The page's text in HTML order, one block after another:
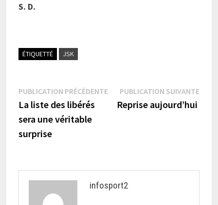
S. D.
ÉTIQUETTÉ JSK
Navigation
de
l’article
PUBLICATION PRÉCÉDENTEPublication
précédente :
La liste des libérés
sera une véritable
surprise
PUBLICATION SUIVANTE
Reprise aujourd’hui
infosport2